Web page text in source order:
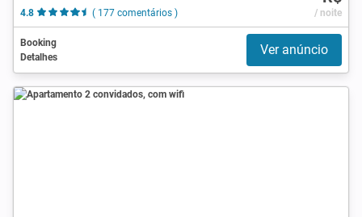
4.8
( 177 comentários ) / noite
Booking
Detalhes
Ver anúncio